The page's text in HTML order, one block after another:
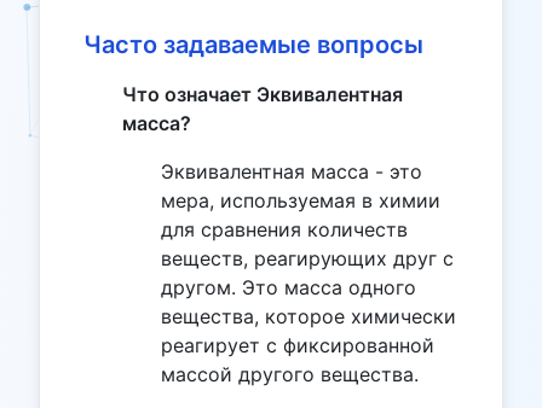
Часто задаваемые вопросы
Что означает Эквивалентная
масса?
Эквивалентная масса - это
мера, используемая в химии
для сравнения количеств
веществ, реагирующих друг с
другом. Это масса одного
вещества, которое химически
реагирует с фиксированной
массой другого вещества.